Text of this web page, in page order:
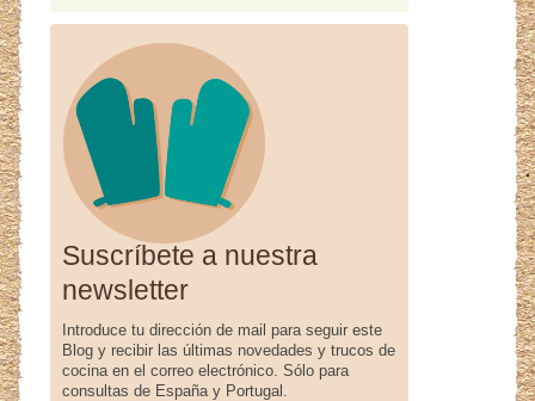
Suscríbete a nuestra
newsletter
Introduce tu dirección de mail para seguir este
Blog y recibir las últimas novedades y trucos de
cocina en el correo electrónico. Sólo para
consultas de España y Portugal.